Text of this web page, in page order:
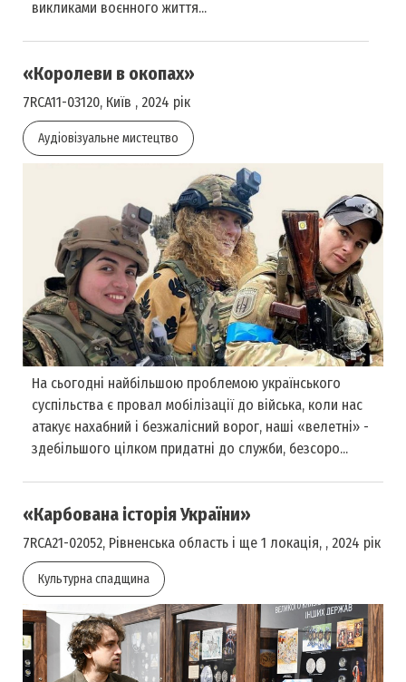
викликами воєнного життя...
«Королеви в окопах»
7RCA11-03120, Київ , 2024 рік
Аудіовізуальне мистецтво
На сьогодні найбільшою проблемою українського
суспільства є провал мобілізації до війська, коли нас
атакує нахабний і безжалісний ворог, наші «велетні» -
здебільшого цілком придатні до служби, безсоро...
«Карбована історія України»
7RCA21-02052, Рівненська область і ще 1 локація, , 2024 рік
Культурна спадщина